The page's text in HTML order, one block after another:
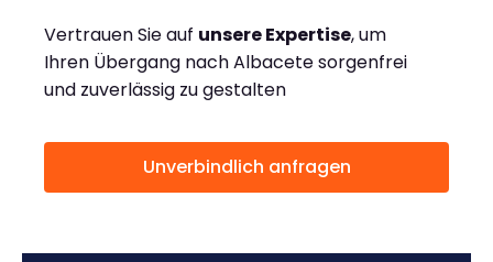
Vertrauen Sie auf unsere Expertise, um
Ihren Übergang nach Albacete sorgenfrei
und zuverlässig zu gestalten
Unverbindlich anfragen